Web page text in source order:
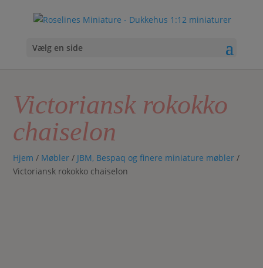
Vælg en side
Victoriansk rokokko
chaiselon
Hjem / Møbler / JBM, Bespaq og finere miniature møbler /
Victoriansk rokokko chaiselon